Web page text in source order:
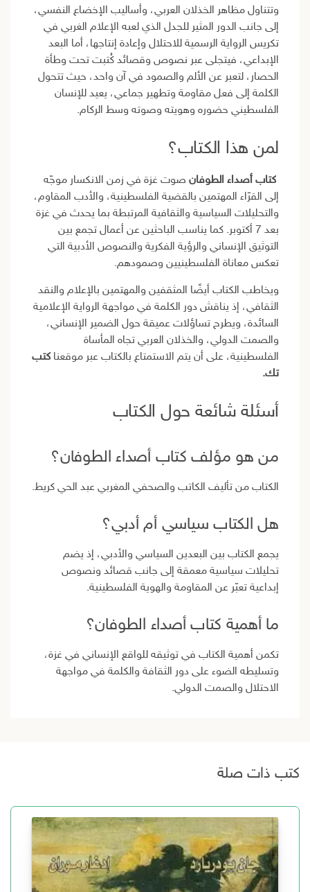
وتتناول مظاهر الخذلان العربي، وأساليب الإخضاع النفسي،
إلى جانب الدور المثير للجدل الذي لعبه الإعلام الغربي في
تكريس الرواية الرسمية للاحتلال وإعادة إنتاجها، أما البعد
الإبداعي، فيتجلى عبر نصوص وقصائد كُتبت تحت وطأة
الحصار، لتعبر عن الألم والصمود في آن واحد، حيث تتحول
الكلمة إلى فعل مقاومة وتطهير جماعي، يعيد للإنسان
الفلسطيني حضوره وهويته وصوته وسط الركام.
لمن هذا الكتاب؟
كتاب أصداء الطوفان صوت غزة في زمن الانكسار موجّه
إلى القرّاء المهتمين بالقضية الفلسطينية، والأدب المقاوم،
والتحليلات السياسية والثقافية المرتبطة بما يحدث في غزة
بعد 7 أكتوبر. كما يناسب الباحثين عن أعمال تجمع بين
التوثيق الإنساني والرؤية الفكرية والنصوص الأدبية التي
تعكس معاناة الفلسطينيين وصمودهم.
ويخاطب الكتاب أيضًا المثقفين والمهتمين بالإعلام والنقد
الثقافي، إذ يناقش دور الكلمة في مواجهة الرواية الإعلامية
السائدة، ويطرح تساؤلات عميقة حول الضمير الإنساني،
والصمت الدولي، والخذلان العربي تجاه المأساة
الفلسطينية، على أن يتم الاستمتاع بالكتاب عبر موقعنا كتب
تك.
أسئلة شائعة حول الكتاب
من هو مؤلف كتاب أصداء الطوفان؟
الكتاب من تأليف الكاتب والصحفي المغربي عبد الحي كريط.
هل الكتاب سياسي أم أدبي؟
يجمع الكتاب بين البعدين السياسي والأدبي، إذ يضم
تحليلات سياسية معمقة إلى جانب قصائد ونصوص
إبداعية تعبّر عن المقاومة والهوية الفلسطينية.
ما أهمية كتاب أصداء الطوفان؟
تكمن أهمية الكتاب في توثيقه للواقع الإنساني في غزة،
وتسليطه الضوء على دور الثقافة والكلمة في مواجهة
الاحتلال والصمت الدولي.
كتب ذات صلة